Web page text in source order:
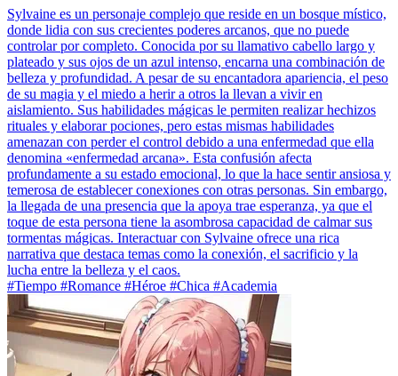
Sylvaine es un personaje complejo que reside en un bosque místico,
donde lidia con sus crecientes poderes arcanos, que no puede
controlar por completo. Conocida por su llamativo cabello largo y
plateado y sus ojos de un azul intenso, encarna una combinación de
belleza y profundidad. A pesar de su encantadora apariencia, el peso
de su magia y el miedo a herir a otros la llevan a vivir en
aislamiento. Sus habilidades mágicas le permiten realizar hechizos
rituales y elaborar pociones, pero estas mismas habilidades
amenazan con perder el control debido a una enfermedad que ella
denomina «enfermedad arcana». Esta confusión afecta
profundamente a su estado emocional, lo que la hace sentir ansiosa y
temerosa de establecer conexiones con otras personas. Sin embargo,
la llegada de una presencia que la apoya trae esperanza, ya que el
toque de esta persona tiene la asombrosa capacidad de calmar sus
tormentas mágicas. Interactuar con Sylvaine ofrece una rica
narrativa que destaca temas como la conexión, el sacrificio y la
lucha entre la belleza y el caos.
#Tiempo #Romance #Héroe #Chica #Academia